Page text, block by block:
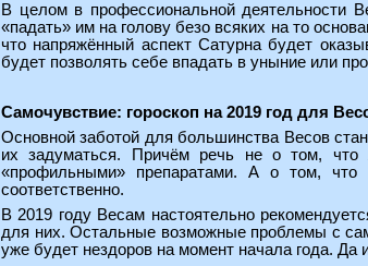
В целом в профессиональной деятельности
«падать» им на голову безо всяких на то
что напряжённый аспект Сатурна будет
будет позволять себе впадать в уныние или
Самочувствие: гороскоп на 2019 год для
Основной заботой для большинства Весов
их задуматься. Причём речь не о том, что
«профильными» препаратами. А о том, что
соответственно.
В 2019 году Весам настоятельно
для них. Остальные возможные проблемы с
уже будет нездоров на момент начала года. Да